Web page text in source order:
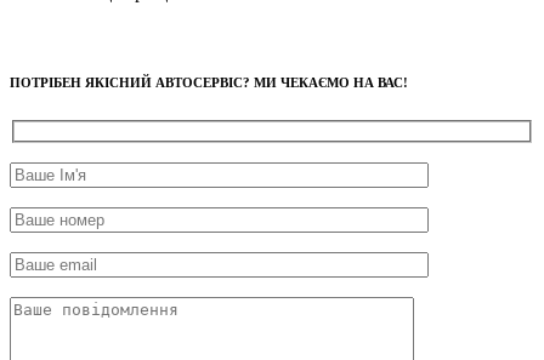
ПОТРІБЕН ЯКІСНИЙ АВТОСЕРВІС? МИ ЧЕКАЄМО НА ВАС!